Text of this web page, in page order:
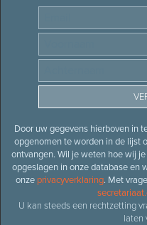
Door uw gegevens hierboven in
opgenomen te worden in de lijst
ontvangen. Wil je weten hoe wij
opgeslagen in onze database en
onze privacyverklaring. Met
U kan steeds een rechtzetting
laten